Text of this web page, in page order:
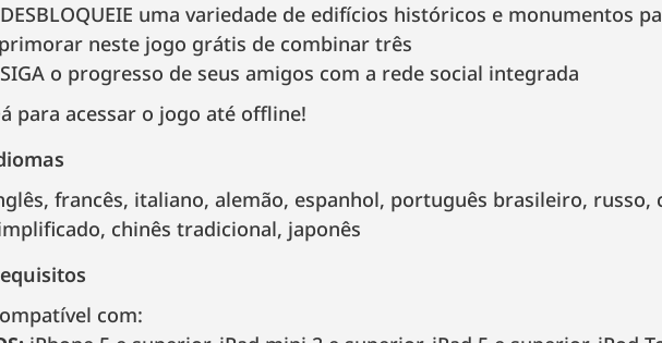
DESBLOQUEIE uma variedade de edifícios históricos e monumentos
neste jogo grátis de combinar três
SIGA o progresso de seus amigos com a rede social integrada
para acessar o jogo até offline!
chinês tradicional, japonês
com: